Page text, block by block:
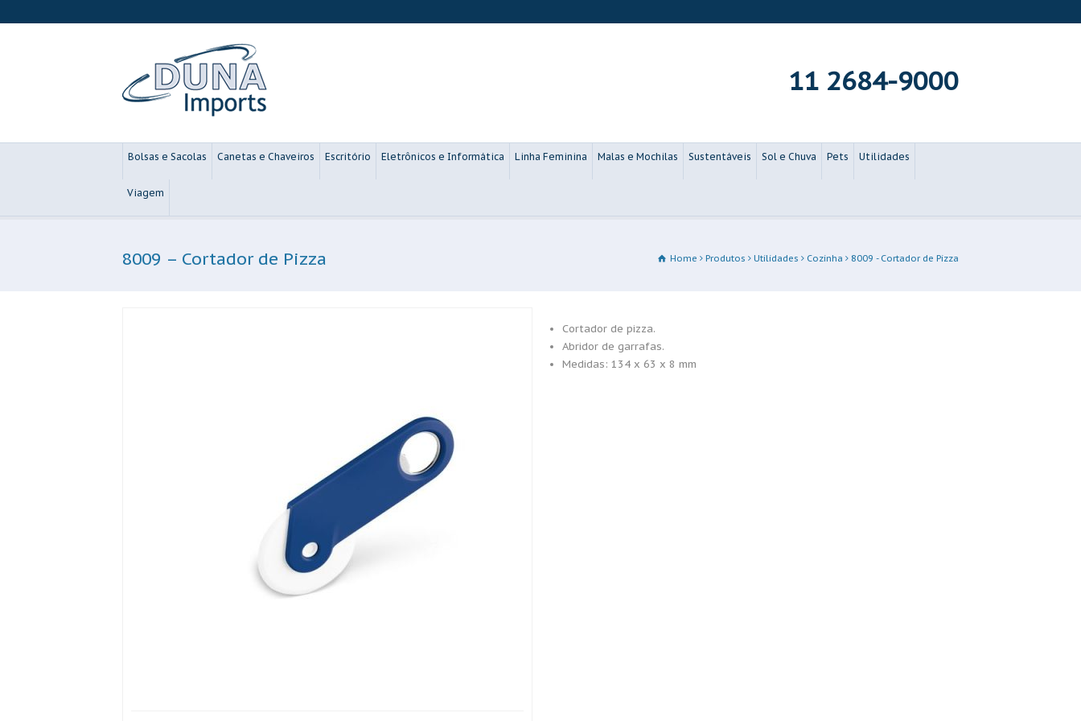
11 2684-9000
Bolsas e Sacolas Canetas e Chaveiros Escritório Eletrônicos e Informática Linha Feminina Malas e Mochilas Sustentáveis Sol e Chuva Pets Utilidades
Viagem
8009 – Cortador de Pizza Home Produtos Utilidades Cozinha 8009 - Cortador de Pizza
Cortador de pizza.
Abridor de garrafas.
Medidas: 134 x 63 x 8 mm